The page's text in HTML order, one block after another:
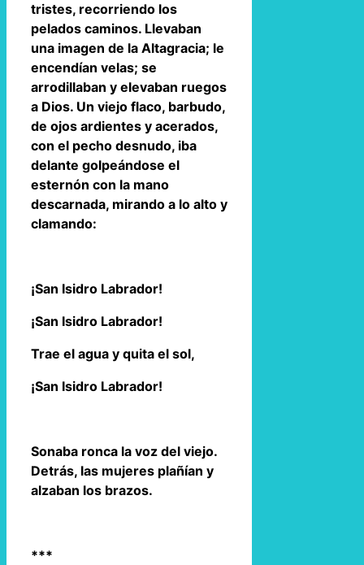
tristes, recorriendo los
pelados caminos. Llevaban
una imagen de la Altagracia; le
encendían velas; se
arrodillaban y elevaban ruegos
a Dios. Un viejo flaco, barbudo,
de ojos ardientes y acerados,
con el pecho desnudo, iba
delante golpeándose el
esternón con la mano
descarnada, mirando a lo alto y
clamando:
¡San Isidro Labrador!
¡San Isidro Labrador!
Trae el agua y quita el sol,
¡San Isidro Labrador!
Sonaba ronca la voz del viejo.
Detrás, las mujeres plañían y
alzaban los brazos.
***